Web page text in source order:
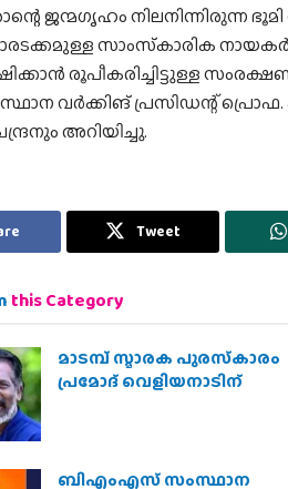
ജന്മഗൃഹം നിലനിന്നിരുന്ന
സാംസ്‌കാരിക നായകര്‍
രൂപീകരിച്ചിട്ടുള്ള
വര്‍ക്കിങ് പ്രസിഡന്റ് പ്രൊഫ.
അറിയിച്ചു.
Tweet
this Category
മാടമ്പ് സ്മാരക പുരസ്‌കാരം
പ്രമോദ് വെളിയനാടിന്
ബിഎംഎസ് സംസ്ഥാന